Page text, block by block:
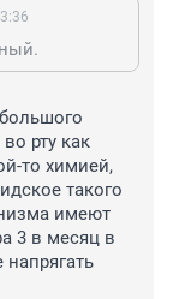
рту как
то химией,
такого
имеют
3 в месяц в